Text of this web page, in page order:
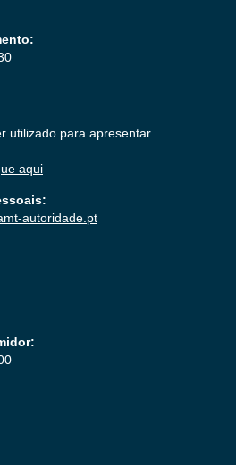
utilizado para apresentar
aqui
autoridade.pt